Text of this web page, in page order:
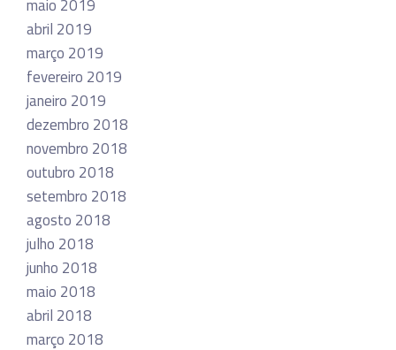
maio 2019
abril 2019
março 2019
fevereiro 2019
janeiro 2019
dezembro 2018
novembro 2018
outubro 2018
setembro 2018
agosto 2018
julho 2018
junho 2018
maio 2018
abril 2018
março 2018